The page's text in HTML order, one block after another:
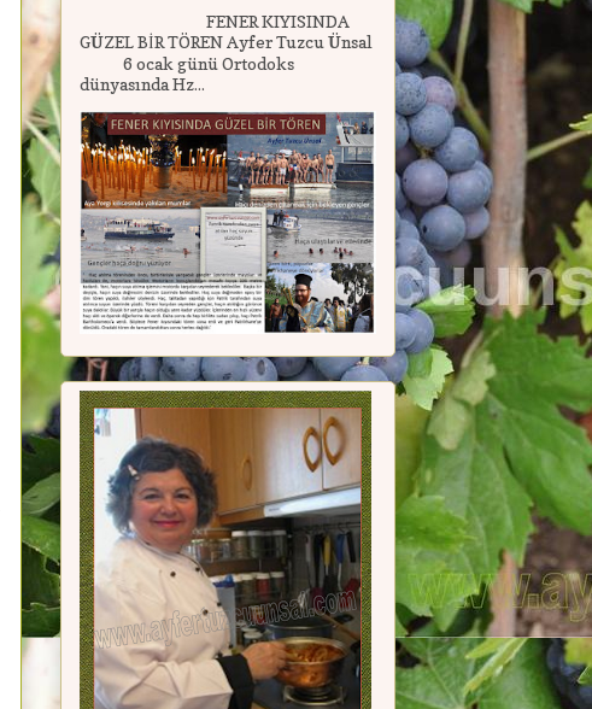
FENER KIYISINDA
GÜZEL BİR TÖREN Ayfer Tuzcu Ünsal
6 ocak günü Ortodoks
dünyasında Hz...